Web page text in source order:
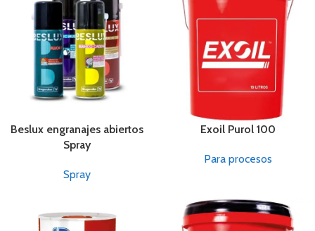
Beslux engranajes abiertos
Spray
Spray
Exoil Purol 100
Para procesos